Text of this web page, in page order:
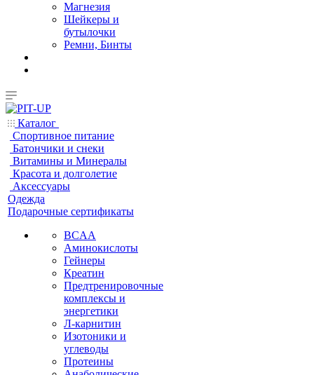
Магнезия
Шейкеры и
бутылочки
Ремни, Бинты
Каталог
Спортивное питание
Батончики и снеки
Витамины и Минералы
Красота и долголетие
Аксессуары
Одежда
Подарочные сертификаты
BCAA
Аминокислоты
Гейнеры
Креатин
Предтренировочные
комплексы и
энергетики
Л-карнитин
Изотоники и
углеводы
Протеины